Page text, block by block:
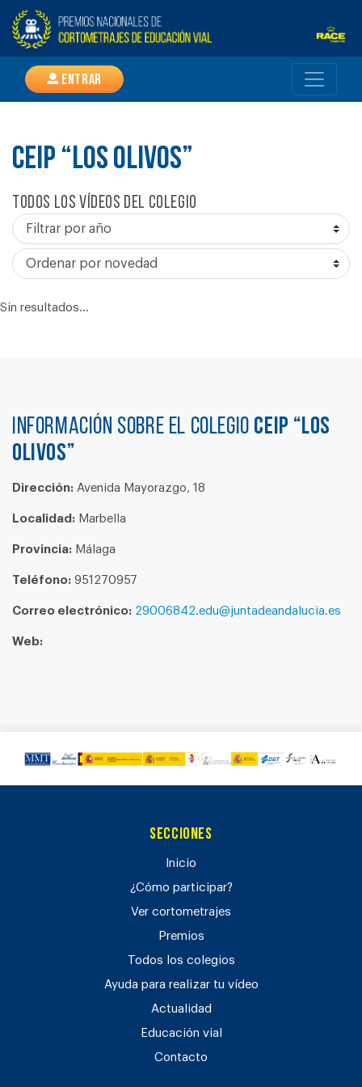
Entrar
CEIP “LOS OLIVOS”
Todos los vídeos del colegio
Sin resultados...
Información sobre el colegio CEIP “LOS
OLIVOS”
Dirección: Avenida Mayorazgo, 18
Localidad: Marbella
Provincia: Málaga
Teléfono: 951270957
Correo electrónico: 29006842.edu@juntadeandalucia.es
Web:
Secciones
Inicio
¿Cómo participar?
Ver cortometrajes
Premios
Todos los colegios
Ayuda para realizar tu vídeo
Actualidad
Educación vial
Contacto